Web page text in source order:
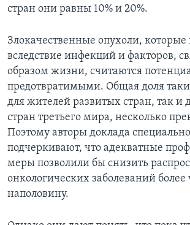
стран они равны 10% и 20%.
Злокачественные опухоли,
вследствие инфекций и факторов,
образом жизни, считаются
предотвратимыми. Общая доля
для жителей развитых стран, так и
стран третьего мира, несколько
Поэтому авторы доклада специально
подчеркивают, что адекватные
меры позволили бы снизить
онкологических заболеваний более
наполовину.